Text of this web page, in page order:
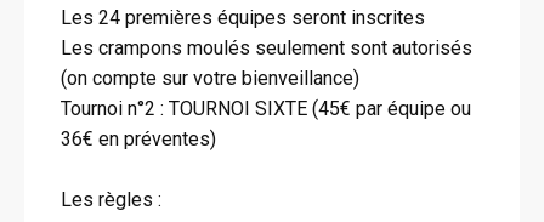
Les 24 premières équipes seront inscrites
Les crampons moulés seulement sont autorisés
(on compte sur votre bienveillance)
Tournoi n°2 : TOURNOI SIXTE (45€ par équipe ou
36€ en préventes)
Les règles :